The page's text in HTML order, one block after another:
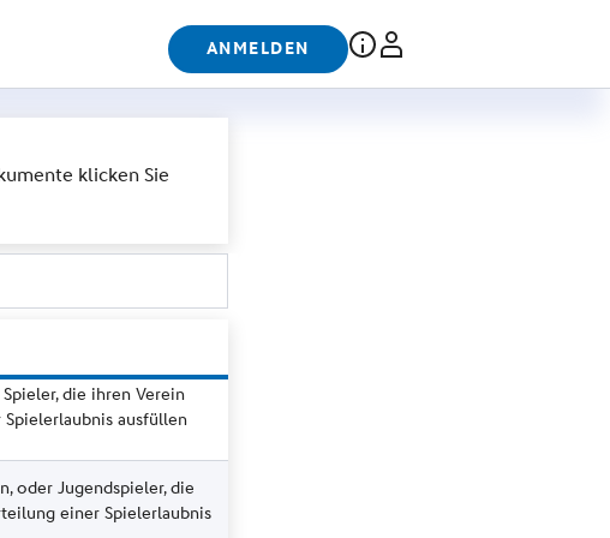
ANMELDEN
klicken Sie
die ihren Verein
ausfüllen
oder Jugendspieler, die
einer Spielerlaubnis